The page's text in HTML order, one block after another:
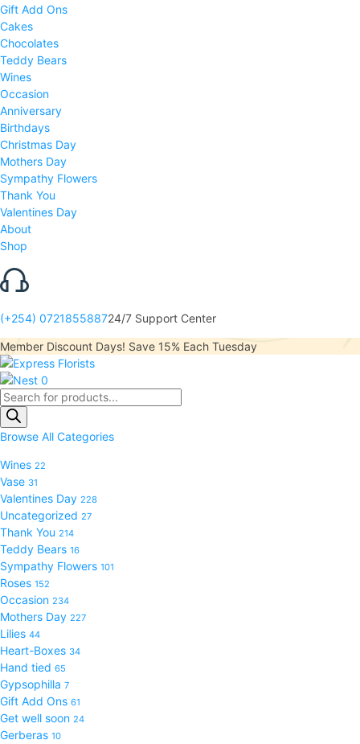
Gift Add Ons
Cakes
Chocolates
Teddy Bears
Wines
Occasion
Anniversary
Birthdays
Christmas Day
Mothers Day
Sympathy Flowers
Thank You
Valentines Day
About
Shop
(+254) 072185588724/7 Support Center
Member Discount Days! Save 15% Each Tuesday
0
Products
search
Browse All Categories
Wines 22
Vase 31
Valentines Day 228
Uncategorized 27
Thank You 214
Teddy Bears 16
Sympathy Flowers 101
Roses 152
Occasion 234
Mothers Day 227
Lilies 44
Heart-Boxes 34
Hand tied 65
Gypsophilla 7
Gift Add Ons 61
Get well soon 24
Gerberas 10